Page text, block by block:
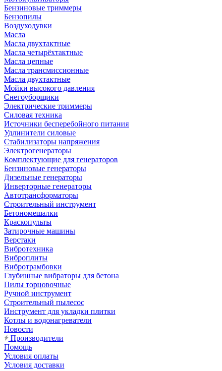
Бензиновые триммеры
Бензопилы
Воздуходувки
Масла
Масла двухтактные
Масла четырёхтактные
Масла цепные
Масла трансмиссионные
Масла двухтактные
Мойки высокого давления
Снегоуборщики
Электрические триммеры
Силовая техника
Источники бесперебойного питания
Удлинители силовые
Стабилизаторы напряжения
Электрогенераторы
Комплектующие для генераторов
Бензиновые генераторы
Дизельные генераторы
Инверторные генераторы
Автотрансформаторы
Строительный инструмент
Бетономешалки
Краскопульты
Затирочные машины
Верстаки
Вибротехника
Виброплиты
Вибротрамбовки
Глубинные вибраторы для бетона
Пилы торцовочные
Ручной инструмент
Строительный пылесос
Инструмент для укладки плитки
Котлы и водонагреватели
Новости
Производители
Помощь
Условия оплаты
Условия доставки